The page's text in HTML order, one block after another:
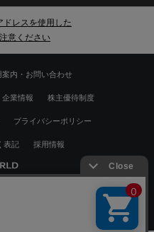
ドレスを使用した
意ください
案内・お問い合わせ
企業情報 株主優待制度
プライバシーポリシー
表記 採用情報